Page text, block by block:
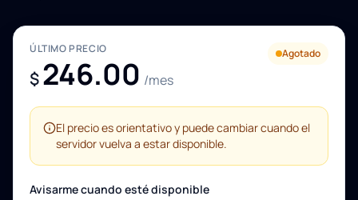
ÚLTIMO PRECIO
$246.00 /mes
Agotado
El precio es orientativo y puede cambiar cuando el
servidor vuelva a estar disponible.
Avisarme cuando esté disponible